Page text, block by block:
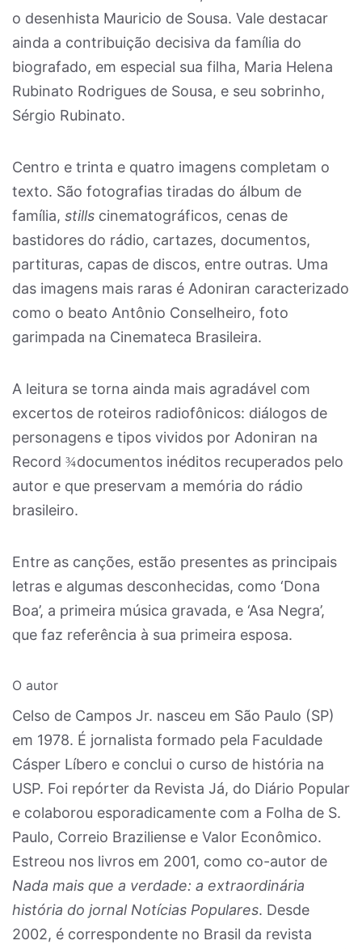
o desenhista Mauricio de Sousa. Vale destacar
ainda a contribuição decisiva da família do
biografado, em especial sua filha, Maria Helena
Rubinato Rodrigues de Sousa, e seu sobrinho,
Sérgio Rubinato.
Centro e trinta e quatro imagens completam o
texto. São fotografias tiradas do álbum de
família, stills cinematográficos, cenas de
bastidores do rádio, cartazes, documentos,
partituras, capas de discos, entre outras. Uma
das imagens mais raras é Adoniran caracterizado
como o beato Antônio Conselheiro, foto
garimpada na Cinemateca Brasileira.
A leitura se torna ainda mais agradável com
excertos de roteiros radiofônicos: diálogos de
personagens e tipos vividos por Adoniran na
Record ¾documentos inéditos recuperados pelo
autor e que preservam a memória do rádio
brasileiro.
Entre as canções, estão presentes as principais
letras e algumas desconhecidas, como ‘Dona
Boa’, a primeira música gravada, e ‘Asa Negra’,
que faz referência à sua primeira esposa.
O autor
Celso de Campos Jr. nasceu em São Paulo (SP)
em 1978. É jornalista formado pela Faculdade
Cásper Líbero e conclui o curso de história na
USP. Foi repórter da Revista Já, do Diário Popular
e colaborou esporadicamente com a Folha de S.
Paulo, Correio Braziliense e Valor Econômico.
Estreou nos livros em 2001, como co-autor de
Nada mais que a verdade: a extraordinária
história do jornal Notícias Populares. Desde
2002, é correspondente no Brasil da revista